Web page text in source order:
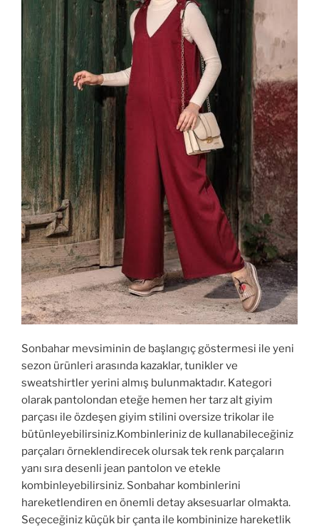
Sonbahar mevsiminin de başlangıç göstermesi ile yeni
sezon ürünleri arasında kazaklar, tunikler ve
sweatshirtler yerini almış bulunmaktadır. Kategori
olarak pantolondan eteğe hemen her tarz alt giyim
parçası ile özdeşen giyim stilini oversize trikolar ile
bütünleyebilirsiniz.Kombinleriniz de kullanabileceğiniz
parçaları örneklendirecek olursak tek renk parçaların
yanı sıra desenli jean pantolon ve etekle
kombinleyebilirsiniz. Sonbahar kombinlerini
hareketlendiren en önemli detay aksesuarlar olmakta.
Seçeceğiniz küçük bir çanta ile kombininize hareketlik